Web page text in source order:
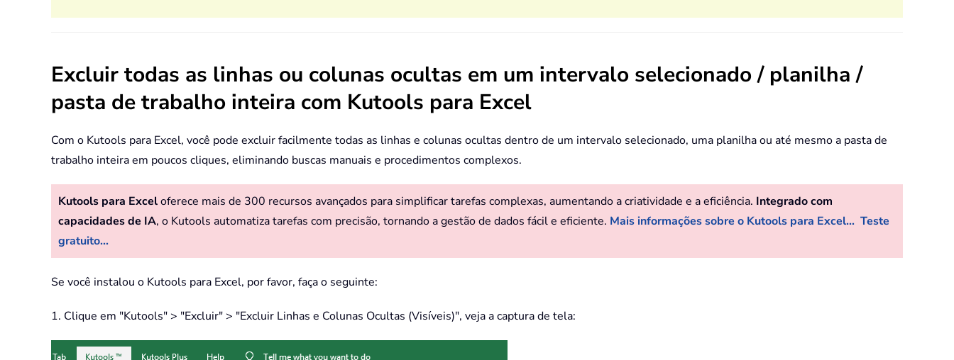
Excluir todas as linhas ou colunas ocultas em um intervalo selecionado / planilha /
pasta de trabalho inteira com Kutools para Excel
Com o Kutools para Excel, você pode excluir facilmente todas as linhas e colunas ocultas dentro de um intervalo selecionado, uma planilha ou até mesmo a pasta de
trabalho inteira em poucos cliques, eliminando buscas manuais e procedimentos complexos.
Kutools para Exceloferece mais de 300 recursos avançados para simplificar tarefas complexas, aumentando a criatividade e a eficiência. Integrado com
capacidades de IA, o Kutools automatiza tarefas com precisão, tornando a gestão de dados fácil e eficiente. Mais informações sobre o Kutools para Excel... Teste
gratuito...
Se você instalou o Kutools para Excel, por favor, faça o seguinte:
1. Clique em "Kutools" > "Excluir" > "Excluir Linhas e Colunas Ocultas (Visíveis)", veja a captura de tela: